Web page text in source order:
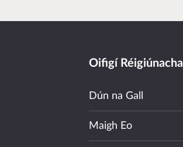
Oifigí Réigiúnacha
Dún na Gall
Maigh Eo